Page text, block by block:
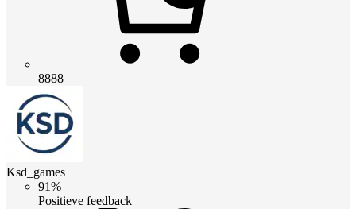
8888
Ksd_games
91%
Positieve feedback